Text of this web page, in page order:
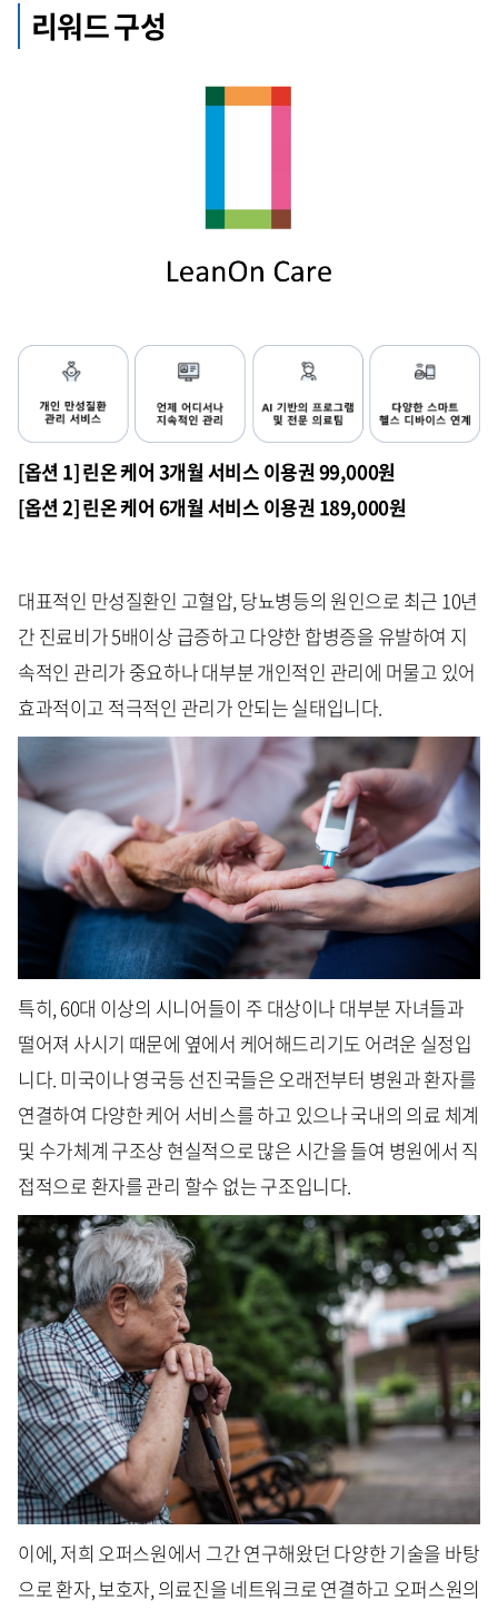
리워드 구성
[옵션 1] 린온 케어 3개월 서비스 이용권 99,000원
[옵션 2] 린온 케어 6개월 서비스 이용권 189,000원
대표적인 만성질환인 고혈압, 당뇨병등의 원인으로 최근 10년
간 진료비가 5배이상 급증하고 다양한 합병증을 유발하여 지
속적인 관리가 중요하나 대부분 개인적인 관리에 머물고 있어
효과적이고 적극적인 관리가 안되는 실태입니다.
특히, 60대 이상의 시니어들이 주 대상이나 대부분 자녀들과
떨어져 사시기 때문에 옆에서 케어해드리기도 어려운 실정입
니다. 미국이나 영국등 선진국들은 오래전부터 병원과 환자를
연결하여 다양한 케어 서비스를 하고 있으나 국내의 의료 체계
및 수가체계 구조상 현실적으로 많은 시간을 들여 병원에서 직
접적으로 환자를 관리 할수 없는 구조입니다.
이에, 저희 오퍼스원에서 그간 연구해왔던 다양한 기술을 바탕
으로 환자, 보호자, 의료진을 네트워크로 연결하고 오퍼스원의